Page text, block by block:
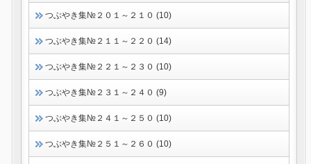
つぶやき集№２０１～２１０ (10)
つぶやき集№２１１～２２０ (14)
つぶやき集№２２１～２３０ (10)
つぶやき集№２３１～２４０ (9)
つぶやき集№２４１～２５０ (10)
つぶやき集№２５１～２６０ (10)